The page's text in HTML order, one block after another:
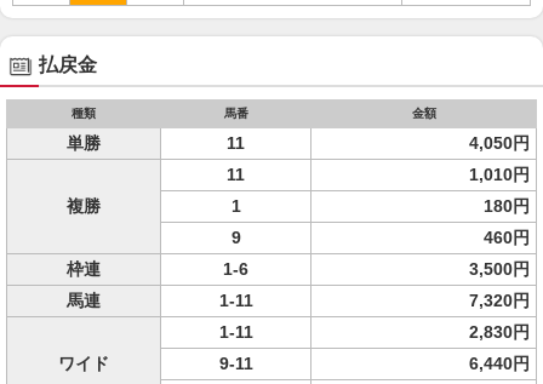
払戻金
種類 馬番 金額
単勝 11 4,050円
複勝
11
1,010円
1
180円
9
460円
枠連
1-6
3,500円
馬連
1-11 7,320円
ワイド
1-11
2,830円
9-11
6,440円